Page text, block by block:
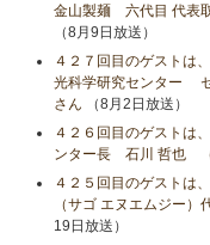
金山製麺 六代目 代表
（8月9日放送）
４２７回目のゲストは
光科学研究センター
さん （8月2日放送）
４２６回目のゲスト
ンター長 石川 哲也
４２５回目のゲストは
（サゴ エヌエムジー
19日放送）